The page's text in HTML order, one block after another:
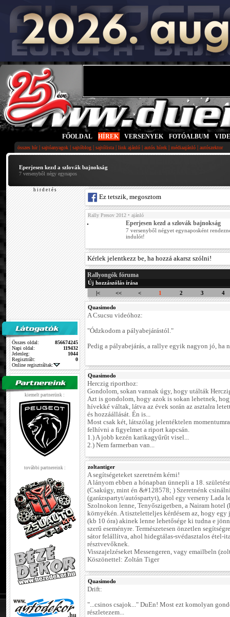
FŐOLDAL HÍREK VERSENYEK FOTÓALBUM
összes hír| sajtóanyagok | sajtóblog | sajtólista | link ajánló | autós hírek | médiaajánló | autószektor
Eperjesen kezd a szlovák bajnokság
7 versenyből négy egynapos
h i r d e t é s
Összes oldal:
856674245
Napi oldal:
119432
Jelenleg:
1044
Regisztrált:
0
Online regisztráltak:
kiemelt partnerünk :
további partnereink :
Ez tetszik, megosztom
Rally Presov 2012 • ajánló
Eperjesen kezd a szlovák bajnokság
7 versenyből négyet egynaposként
indulót!
Kérlek jelentkezz be, ha hozzá akarsz szólni!
Rallyongók fóruma
Új hozzászólás írása
|<
<< < 1 2 3 4
Quasimodo
A Csucsu videóhoz:
"Ódzkodom a pályabejárástól."
Pedig a pályabejárás, a rallye egyik nagyon jó, ha
Quasimodo
Herczig riporthoz:
Gondolom, sokan vannak úgy, hogy utálták
Azt is gondolom, hogy azok is sokan lehetnek,
hívekké váltak, látva az évek során az asztalra
és hozzáállását. Én is...
Most csak két, látszólag jelentéktelen
felhívni a figyelmet a riport kapcsán.
1.) A jobb kezén karikagyűrűt visel...
2.) Nem farmerban van...
zoltantiger
A segítségeteket szeretném kérni!
A lányom ebben a hónapban ünnepli a 18.
(Csakúgy, mint én &#128578; ) Szeretnénk
(garázspartyt/autóspartyt), ahol egy verseny Lada
Szolnokon lenne, Tenyőszigetben, a Nairam hotel
környékén. A tiszteletteljes kérdésem az, hogy
(kb 10 óra) akinek lenne lehetősége ki tudna e
szerű eseményre. Természetesen önzetlen
sátor felállítva, ahol hidegtálas-svédasztalos étel-
résztvevőknek.
Visszajelzéseket Messengeren, vagy emailbeln
Köszönettel: Zoltán Tiger
Quasimodo
Drift:
"...csinos csajok..." DuEn! Most ezt komolyan
részletezem...